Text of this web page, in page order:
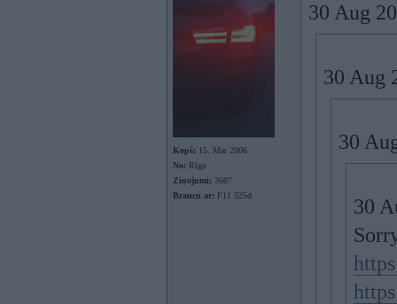
Kopš: 15. Mar 2006
No: Rīga
Ziņojumi: 3687
Braucu ar: F11 525d
30 Aug
30 Aug
30
30